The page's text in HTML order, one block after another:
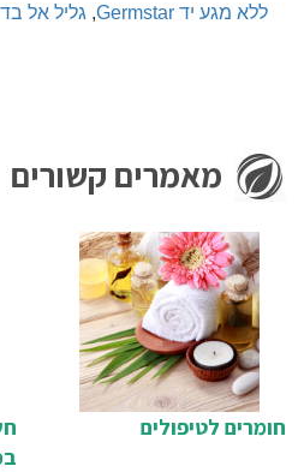
ללא מגע יד Germstar
, גליל אל בד 60 ס"מ 150 מ'
מאמרים קשורים
חומרים לטיפולים